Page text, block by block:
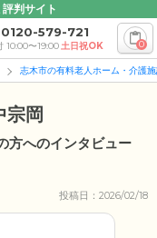
判サイト
0120-579-721
10:00〜19:00土日祝OK 0
志木市の有料老人ホーム・介護
岡
方へのインタビュー
投稿日：2026/02/18